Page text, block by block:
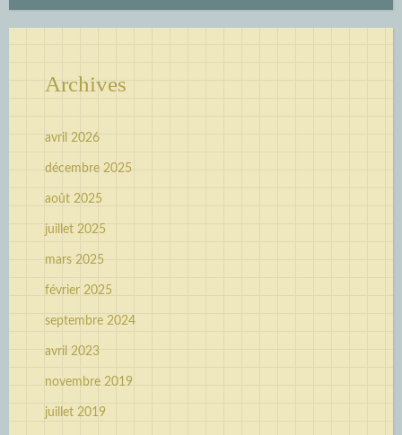
Archives
avril 2026
décembre 2025
août 2025
juillet 2025
mars 2025
février 2025
septembre 2024
avril 2023
novembre 2019
juillet 2019